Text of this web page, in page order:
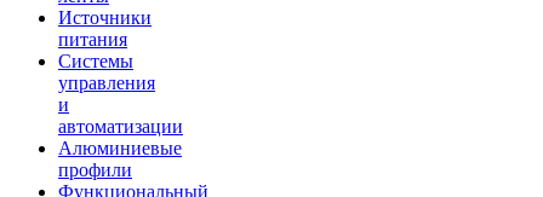
Источники
питания
Системы
управления
и
автоматизации
Алюминиевые
профили
Функциональный